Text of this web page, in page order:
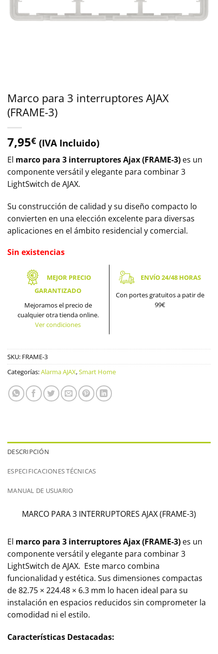
Marco para 3 interruptores AJAX
(FRAME-3)
7,95€ (IVA Incluido)
El marco para 3 interruptores Ajax (FRAME-3) es un
componente versátil y elegante para combinar 3
LightSwitch de AJAX.
Su construcción de calidad y su diseño compacto lo
convierten en una elección excelente para diversas
aplicaciones en el ámbito residencial y comercial.
Sin existencias
MEJOR PRECIO
GARANTIZADO
Mejoramos el precio de
cualquier otra tienda online.
Ver condiciones
ENVÍO 24/48 HORAS
Con portes gratuitos a patir de
99€
SKU: FRAME-3
Categorías:Alarma AJAX,Smart Home
DESCRIPCIÓN
ESPECIFICACIONES TÉCNICAS
MANUAL DE USUARIO
MARCO PARA 3 INTERRUPTORES AJAX (FRAME-3)
El marco para 3 interruptores Ajax (FRAME-3) es un
componente versátil y elegante para combinar 3
LightSwitch de AJAX. Este marco combina
funcionalidad y estética. Sus dimensiones compactas
de 82.75 × 224.48 × 6.3 mm lo hacen ideal para su
instalación en espacios reducidos sin comprometer la
comodidad ni el estilo.
Características Destacadas: